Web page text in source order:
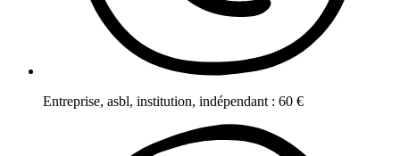
Entreprise, asbl, institution, indépendant : 60 €